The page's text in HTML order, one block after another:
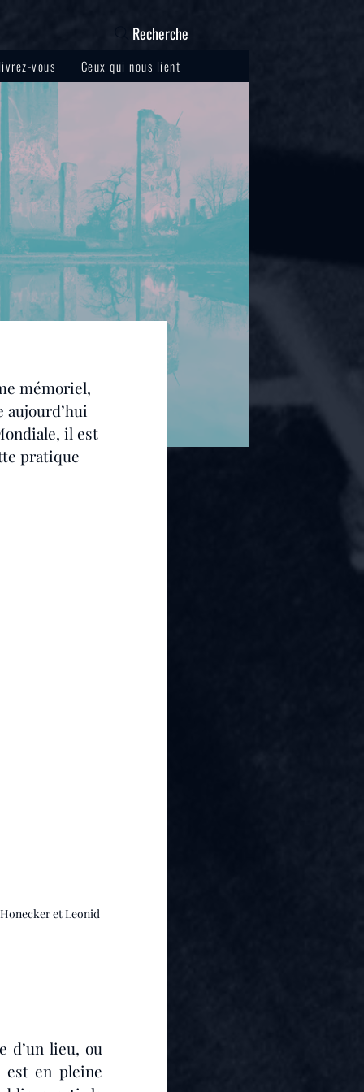
Recherche
vous Ceux qui nous lient
mémoriel,
il est
pratique
et Leonid
d’un lieu, ou
est en pleine